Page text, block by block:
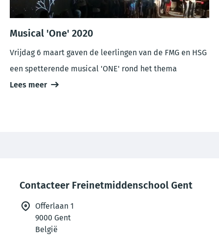
Musical 'One' 2020
Vrijdag 6 maart gaven de leerlingen van de FMG en HSG
een spetterende musical 'ONE' rond het thema
Lees meer
footerContacteer Freinetmiddenschool Gent
Offerlaan 1
9000 Gent
België